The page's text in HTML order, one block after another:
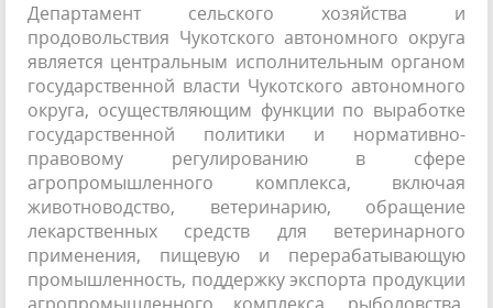
Департамент сельского хозяйства и
продовольствия Чукотского автономного округа
является центральным исполнительным органом
государственной власти Чукотского автономного
округа, осуществляющим функции по выработке
государственной политики и нормативно-
правовому регулированию в сфере
агропромышленного комплекса, включая
животноводство, ветеринарию, обращение
лекарственных средств для ветеринарного
применения, пищевую и перерабатывающую
промышленность, поддержку экспорта продукции